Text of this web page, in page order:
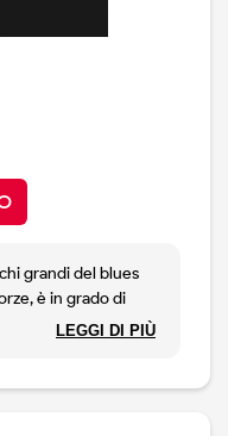
grandi del blues
è in grado di
The Blues is
LEGGI DI PIÙ